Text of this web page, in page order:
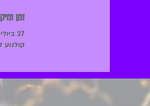
זמן
27 ביולי 2026, 16:30 – 18:00
קולנוע לב